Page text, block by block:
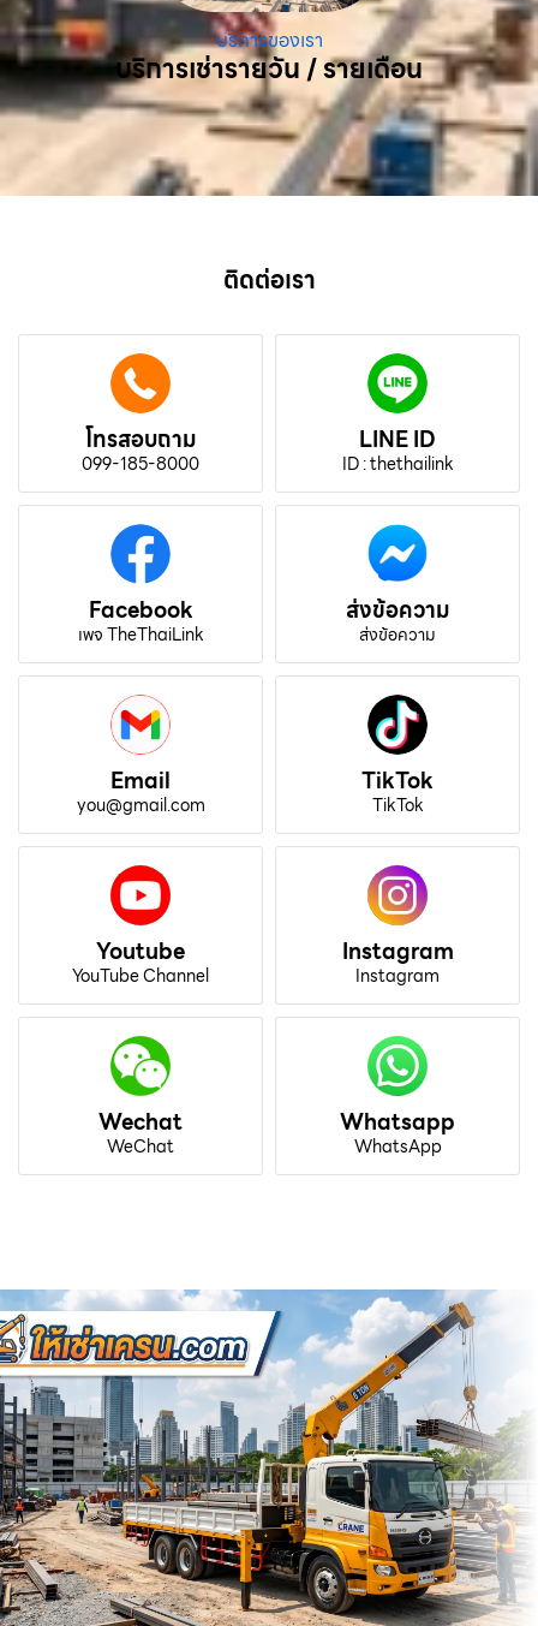
บริการของเรา
บริการเช่ารายวัน / รายเดือน
ติดต่อเรา
โทรสอบถาม
099-185-8000
LINE ID
ID : thethailink
Facebook
เพจ TheThaiLink
ส่งข้อความ
ส่งข้อความ
Email
you@gmail.com
TikTok
TikTok
Youtube
YouTube Channel
Instagram
Instagram
Wechat
WeChat
Whatsapp
WhatsApp